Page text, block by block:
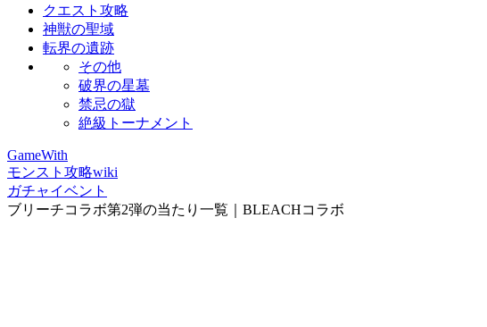
クエスト攻略
神獣の聖域
転界の遺跡
その他
破界の星墓
禁忌の獄
絶級トーナメント
GameWith
モンスト攻略wiki
ガチャイベント
ブリーチコラボ第2弾の当たり一覧｜BLEACHコラボ